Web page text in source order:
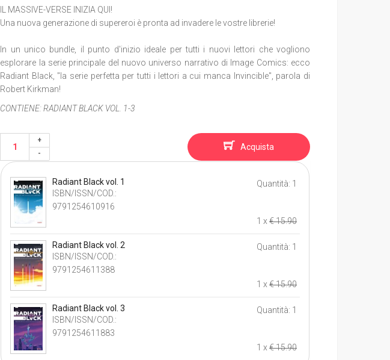
IL MASSIVE-VERSE INIZIA QUI!
Una nuova generazione di supereroi è pronta ad invadere le vostre librerie!
In un unico bundle, il punto d'inizio ideale per tutti i nuovi lettori che vogliono
esplorare la serie principale del nuovo universo narrativo di Image Comics: ecco
Radiant Black, "la serie perfetta per tutti i lettori a cui manca Invincible", parola di
Robert Kirkman!
CONTIENE:RADIANT BLACK VOL. 1-3
Acquista
Radiant Black vol. 1
ISBN/ISSN/COD.:
9791254610916
Quantità: 1
1 x € 15.90
Radiant Black vol. 2
ISBN/ISSN/COD.:
9791254611388
Quantità: 1
1 x € 15.90
Radiant Black vol. 3
ISBN/ISSN/COD.:
9791254611883
Quantità: 1
1 x € 15.90